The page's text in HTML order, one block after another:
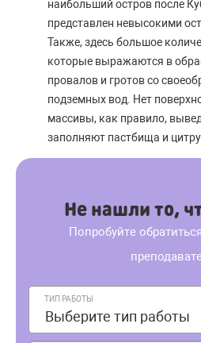
наибольший остров после
представлен невысокими
Также, здесь большое
которые выражаются в
провалов и гротов со
подземных вод. Нет
массивы, как правило,
заполняют пастбища и
Не нашли то,
Попробуйте
ТИП РАБОТЫ
Выберите тип работы